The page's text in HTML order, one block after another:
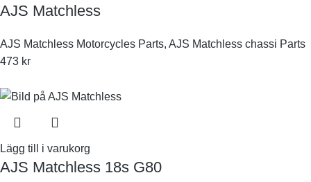
AJS Matchless
AJS Matchless Motorcycles Parts, AJS Matchless chassi Parts
473 kr
Lägg till i varukorg
AJS Matchless 18s G80